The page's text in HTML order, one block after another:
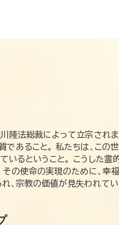
法総裁によって立宗されま
であること。 私たちは、こ
いるということ。 こうした
の使命の実現のために、幸
、宗教の価値が見失われて